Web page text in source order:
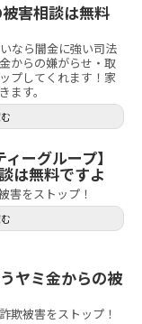
被害相談は無料
なら闇金に強い司法
からの嫌がらせ・取
プしてくれます！家
ます。
ーグループ】
は無料ですよ
害をストップ！
ヤミ金からの被
欺被害をストップ！